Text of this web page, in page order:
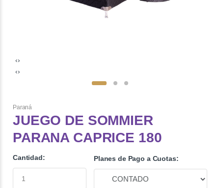
‹›
‹›
Paraná
JUEGO DE SOMMIER
PARANA CAPRICE 180
Cantidad: Planes de Pago a Cuotas: